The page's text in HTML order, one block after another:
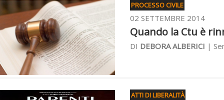
PROCESSO CIVILE
02 SETTEMBRE 2014
Quando la Ctu è
DI DEBORA ALBERICI |
ATTI DI LIBERALITÀ